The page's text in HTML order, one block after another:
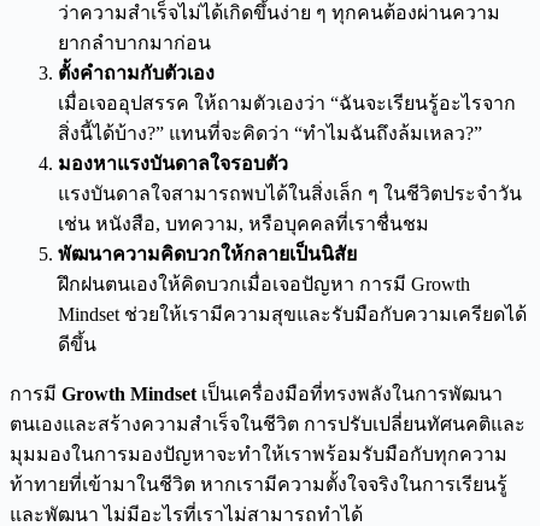
ว่าความสำเร็จไม่ได้เกิดขึ้นง่าย ๆ ทุกคนต้องผ่านความ
ยากลำบากมาก่อน
ตั้งคำถามกับตัวเอง
เมื่อเจออุปสรรค ให้ถามตัวเองว่า “ฉันจะเรียนรู้อะไรจาก
สิ่งนี้ได้บ้าง?” แทนที่จะคิดว่า “ทำไมฉันถึงล้มเหลว?”
มองหาแรงบันดาลใจรอบตัว
แรงบันดาลใจสามารถพบได้ในสิ่งเล็ก ๆ ในชีวิตประจำวัน
เช่น หนังสือ, บทความ, หรือบุคคลที่เราชื่นชม
พัฒนาความคิดบวกให้กลายเป็นนิสัย
ฝึกฝนตนเองให้คิดบวกเมื่อเจอปัญหา การมี Growth
Mindset ช่วยให้เรามีความสุขและรับมือกับความเครียดได้
ดีขึ้น
การมี Growth Mindset เป็นเครื่องมือที่ทรงพลังในการพัฒนา
ตนเองและสร้างความสำเร็จในชีวิต การปรับเปลี่ยนทัศนคติและ
มุมมองในการมองปัญหาจะทำให้เราพร้อมรับมือกับทุกความ
ท้าทายที่เข้ามาในชีวิต หากเรามีความตั้งใจจริงในการเรียนรู้
และพัฒนา ไม่มีอะไรที่เราไม่สามารถทำได้